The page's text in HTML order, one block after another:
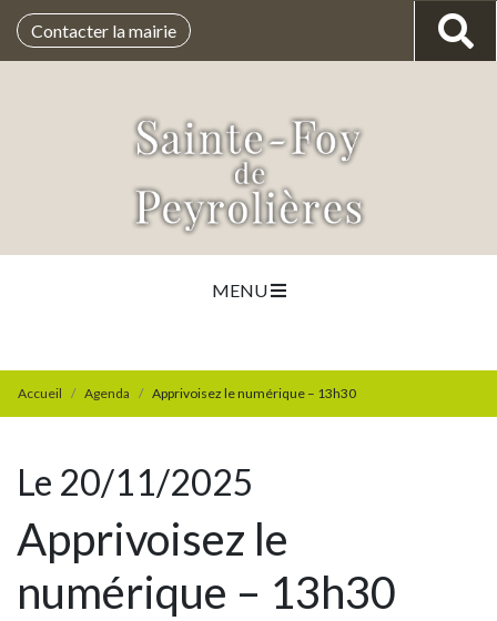
Contacter la mairie
MENU
Accueil Agenda Apprivoisez le numérique – 13h30
Le 20/11/2025
Apprivoisez le
numérique – 13h30